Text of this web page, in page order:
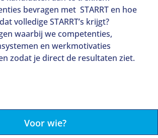
bevragen met STARRT en hoe
volledige STARRT’s krijgt?
waarbij we competenties,
en werkmotivaties
zodat je direct de resultaten ziet.
Voor wie?